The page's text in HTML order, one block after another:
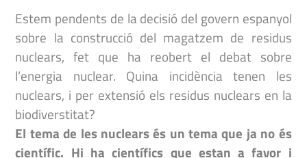
Estem pendents de la decisió del govern espanyol
sobre la construcció del magatzem de residus
nuclears, fet que ha reobert el debat sobre
l’energia nuclear. Quina incidència tenen les
nuclears, i per extensió els residus nuclears en la
biodiverstitat?
El tema de les nuclears és un tema que ja no és
científic. Hi ha científics que estan a favor i